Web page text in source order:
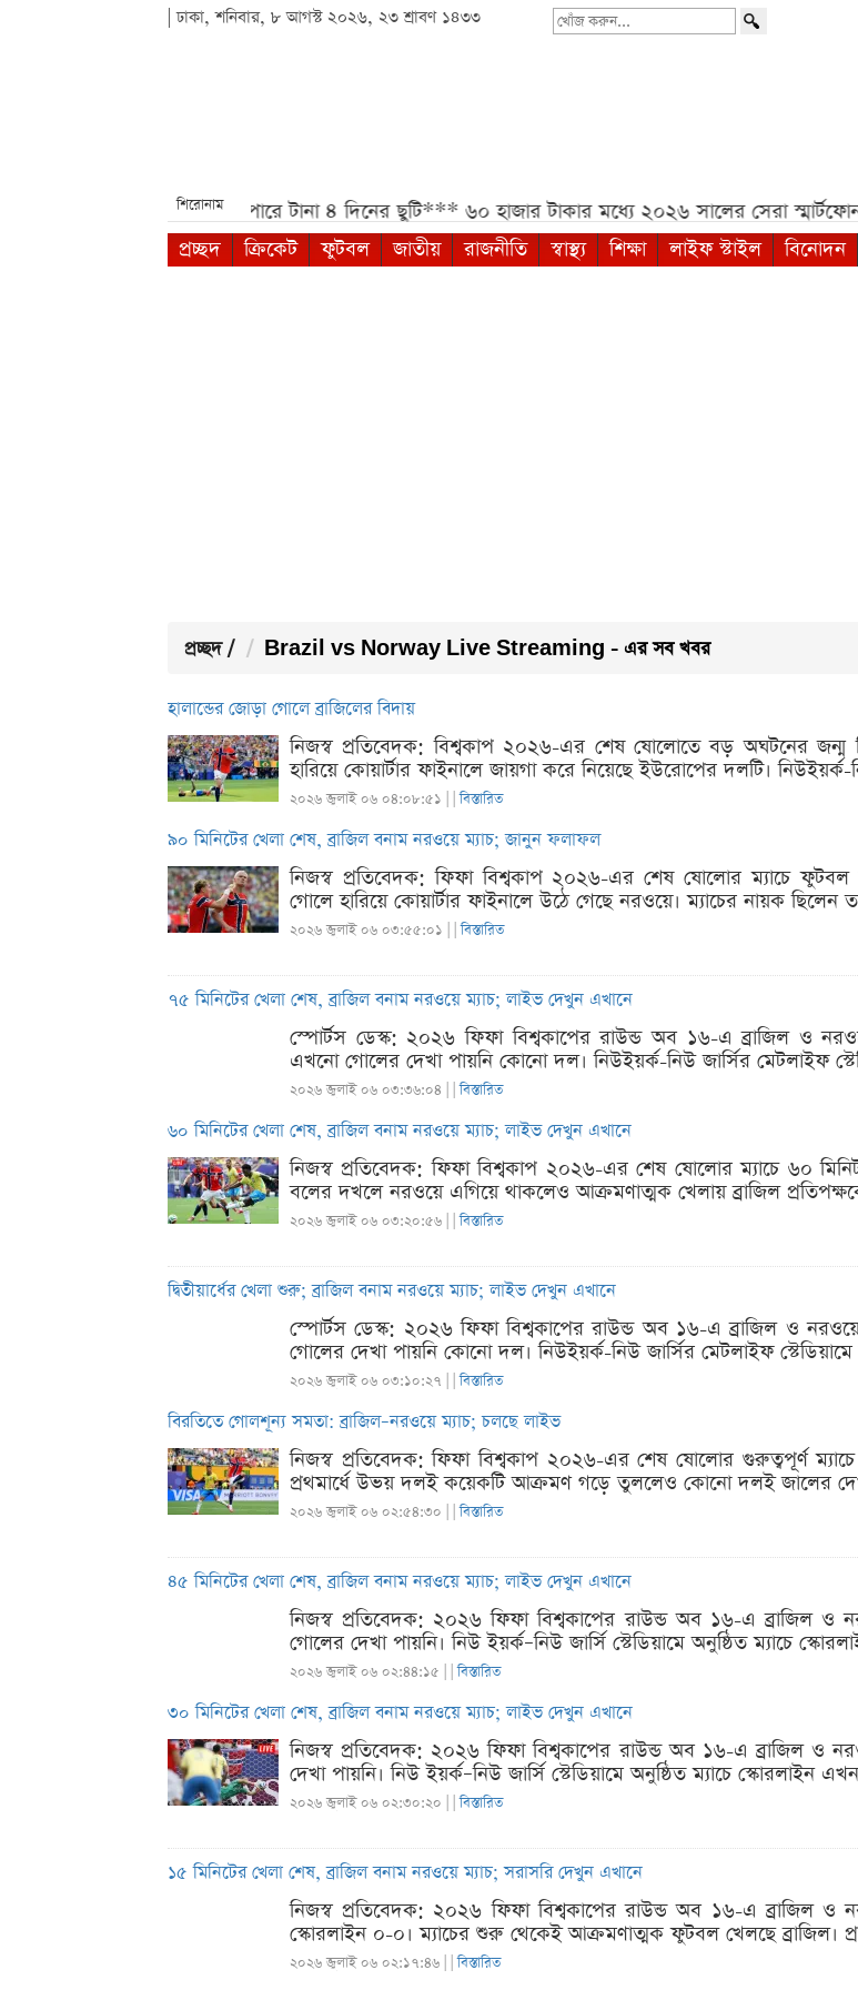
| ঢাকা, শনিবার, ৮ আগস্ট ২০২৬, ২৩ শ্রাবণ ১৪৩৩
খোঁজ
শিরোনাম
আগস্টে মিলতে পারে টানা ৪ দিনের ছুটি*** ৬০ হাজার টাকার মধ্যে ২০২৬ সালের সেরা স্মার্টফোন***
প্রচ্ছদ
ক্রিকেট ফুটবল জাতীয় রাজনীতি স্বাস্থ্য শিক্ষা লাইফ স্টাইল বিনোদন
প্রচ্ছদ / Brazil vs Norway Live Streaming - এর সব খবর
হালান্ডের জোড়া গোলে ব্রাজিলের বিদায়
নিজস্ব প্রতিবেদক: বিশ্বকাপ ২০২৬-এর শেষ ষোলোতে বড় অঘটনের জন্ম
হারিয়ে কোয়ার্টার ফাইনালে জায়গা করে নিয়েছে ইউরোপের দলটি।
২০২৬ জুলাই ০৬ ০৪:০৮:৫১ | |বিস্তারিত
৯০ মিনিটের খেলা শেষ, ব্রাজিল বনাম নরওয়ে ম্যাচ; জানুন ফলাফল
নিজস্ব প্রতিবেদক: ফিফা বিশ্বকাপ ২০২৬-এর শেষ ষোলোর ম্যাচে ফুটবল
গোলে হারিয়ে কোয়ার্টার ফাইনালে উঠে গেছে নরওয়ে। ম্যাচের নায়ক ছিলেন
২০২৬ জুলাই ০৬ ০৩:৫৫:০১ | |বিস্তারিত
৭৫ মিনিটের খেলা শেষ, ব্রাজিল বনাম নরওয়ে ম্যাচ; লাইভ দেখুন এখানে
স্পোর্টস ডেস্ক: ২০২৬ ফিফা বিশ্বকাপের রাউন্ড অব ১৬-এ ব্রাজিল ও
এখনো গোলের দেখা পায়নি কোনো দল। নিউইয়র্ক-নিউ জার্সির মেটলাইফ
২০২৬ জুলাই ০৬ ০৩:৩৬:০৪ | |বিস্তারিত
৬০ মিনিটের খেলা শেষ, ব্রাজিল বনাম নরওয়ে ম্যাচ; লাইভ দেখুন এখানে
নিজস্ব প্রতিবেদক: ফিফা বিশ্বকাপ ২০২৬-এর শেষ ষোলোর ম্যাচে ৬০
বলের দখলে নরওয়ে এগিয়ে থাকলেও আক্রমণাত্মক খেলায় ব্রাজিল
২০২৬ জুলাই ০৬ ০৩:২০:৫৬ | |বিস্তারিত
দ্বিতীয়ার্ধের খেলা শুরু; ব্রাজিল বনাম নরওয়ে ম্যাচ; লাইভ দেখুন এখানে
স্পোর্টস ডেস্ক: ২০২৬ ফিফা বিশ্বকাপের রাউন্ড অব ১৬-এ ব্রাজিল ও
গোলের দেখা পায়নি কোনো দল। নিউইয়র্ক-নিউ জার্সির মেটলাইফ
২০২৬ জুলাই ০৬ ০৩:১০:২৭ | |বিস্তারিত
বিরতিতে গোলশূন্য সমতা: ব্রাজিল–নরওয়ে ম্যাচ; চলছে লাইভ
নিজস্ব প্রতিবেদক: ফিফা বিশ্বকাপ ২০২৬-এর শেষ ষোলোর গুরুত্বপূর্ণ
প্রথমার্ধে উভয় দলই কয়েকটি আক্রমণ গড়ে তুললেও কোনো দলই জালের
২০২৬ জুলাই ০৬ ০২:৫৪:৩০ | |বিস্তারিত
৪৫ মিনিটের খেলা শেষ, ব্রাজিল বনাম নরওয়ে ম্যাচ; লাইভ দেখুন এখানে
নিজস্ব প্রতিবেদক: ২০২৬ ফিফা বিশ্বকাপের রাউন্ড অব ১৬-এ ব্রাজিল
গোলের দেখা পায়নি। নিউ ইয়র্ক–নিউ জার্সি স্টেডিয়ামে অনুষ্ঠিত ম্যাচে
২০২৬ জুলাই ০৬ ০২:৪৪:১৫ | |বিস্তারিত
৩০ মিনিটের খেলা শেষ, ব্রাজিল বনাম নরওয়ে ম্যাচ; লাইভ দেখুন এখানে
নিজস্ব প্রতিবেদক: ২০২৬ ফিফা বিশ্বকাপের রাউন্ড অব ১৬-এ ব্রাজিল ও
দেখা পায়নি। নিউ ইয়র্ক–নিউ জার্সি স্টেডিয়ামে অনুষ্ঠিত ম্যাচে স্কোরলাইন
২০২৬ জুলাই ০৬ ০২:৩০:২০ | |বিস্তারিত
১৫ মিনিটের খেলা শেষ, ব্রাজিল বনাম নরওয়ে ম্যাচ; সরাসরি দেখুন এখানে
নিজস্ব প্রতিবেদক: ২০২৬ ফিফা বিশ্বকাপের রাউন্ড অব ১৬-এ ব্রাজিল ও
স্কোরলাইন ০-০। ম্যাচের শুরু থেকেই আক্রমণাত্মক ফুটবল খেলছে ব্রাজিল।
২০২৬ জুলাই ০৬ ০২:১৭:৪৬ | |বিস্তারিত